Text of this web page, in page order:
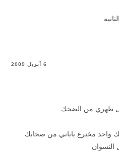
6 أبريل 2009
ظهري من الضحك
واحد مخترع ياباني من صحابك
النسوان